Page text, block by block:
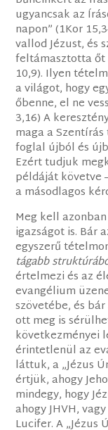
ugyancsak az
napon” (1Kor
vallod Jézust, és
feltámasztotta őt
10,9). Ilyen
a világot, hogy
őbenne, el ne
3,16) A
maga a
foglal újból és
Ezért tudjuk
példáját követve
a másodlagos
Meg kell
igazságot is. Bár
egyszerű
tágabb
értelmezi és az
evangélium
szövetébe, és
ott meg is
következményei
érintetlenül az
láttuk, a „Jézus
értjük, ahogy
mindegy, hogy
ahogy JHVH,
Lucifer. A „Jézus